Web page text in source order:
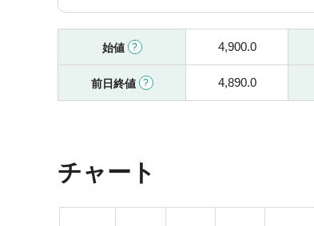
始値 4,900.0
前日終値 4,890.0
チャート